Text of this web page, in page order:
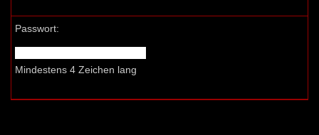
Passwort:
Mindestens 4 Zeichen lang